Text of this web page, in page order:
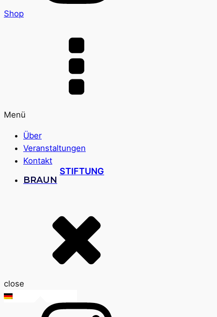
Shop
Menü
Über
Veranstaltungen
Kontakt
BRAUN
STIFTUNG
close